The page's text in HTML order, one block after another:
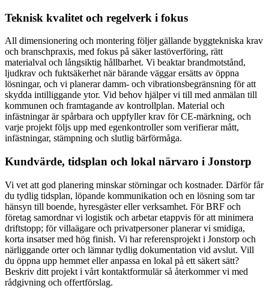
Teknisk kvalitet och regelverk i fokus
All dimensionering och montering följer gällande byggtekniska krav
och branschpraxis, med fokus på säker lastöverföring, rätt
materialval och långsiktig hållbarhet. Vi beaktar brandmotstånd,
ljudkrav och fuktsäkerhet när bärande väggar ersätts av öppna
lösningar, och vi planerar damm- och vibrationsbegränsning för att
skydda intilliggande ytor. Vid behov hjälper vi till med anmälan till
kommunen och framtagande av kontrollplan. Material och
infästningar är spårbara och uppfyller krav för CE-märkning, och
varje projekt följs upp med egenkontroller som verifierar mått,
infästningar, stämpning och slutlig bärförmåga.
Kundvärde, tidsplan och lokal närvaro i Jonstorp
Vi vet att god planering minskar störningar och kostnader. Därför får
du tydlig tidsplan, löpande kommunikation och en lösning som tar
hänsyn till boende, hyresgäster eller verksamhet. För BRF och
företag samordnar vi logistik och arbetar etappvis för att minimera
driftstopp; för villaägare och privatpersoner planerar vi smidiga,
korta insatser med hög finish. Vi har referensprojekt i Jonstorp och
närliggande orter och lämnar tydlig dokumentation vid avslut. Vill
du öppna upp hemmet eller anpassa en lokal på ett säkert sätt?
Beskriv ditt projekt i vårt kontaktformulär så återkommer vi med
rådgivning och offertförslag.